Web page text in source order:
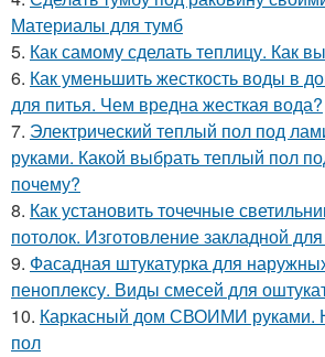
Материалы для тумб
5. Как самому сделать теплицу. Как
6. Как уменьшить жесткость воды в
для питья. Чем вредна жесткая вода?
7. Электрический теплый пол под
руками. Какой выбрать теплый пол
почему?
8. Как установить точечные
потолок. Изготовление закладной
9. Фасадная штукатурка для
пеноплексу. Виды смесей для
10. Каркасный дом СВОИМИ руками.
пол